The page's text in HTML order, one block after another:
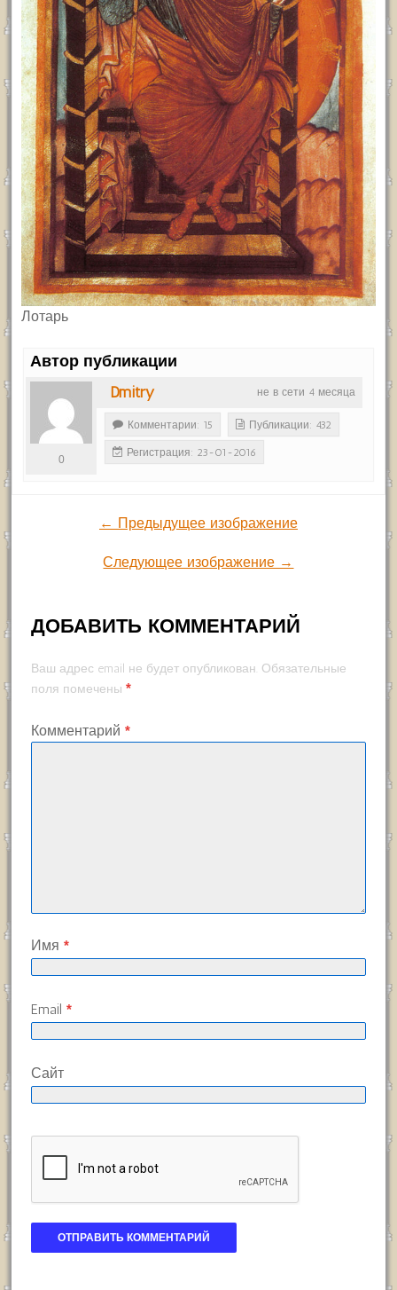
Лотарь
Автор публикации
не в сети 4 месяца
Dmitry
0
Комментарии: 15 Публикации: 432
Регистрация: 23-01-2016
← Предыдущее изображение
Следующее изображение →
ДОБАВИТЬ КОММЕНТАРИЙ
Ваш адрес email не будет опубликован. Обязательные
поля помечены *
Комментарий *
Имя *
Email *
Сайт